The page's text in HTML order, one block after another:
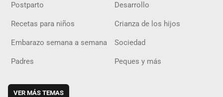
Postparto Desarrollo
Recetas para niños Crianza de los hijos
Embarazo semana a semana Sociedad
Padres Peques y más
VER MÁS TEMAS